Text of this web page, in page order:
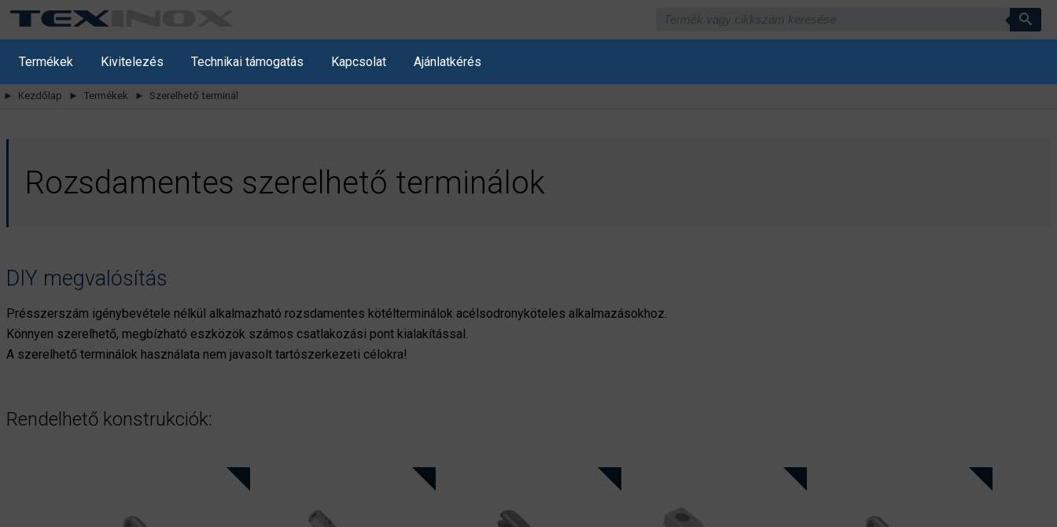
Termékek Kivitelezés Technikai támogatás Kapcsolat Ajánlatkérés
► Kezdőlap ► Termékek ► Szerelhető terminál
Rozsdamentes szerelhető terminálok
DIY megvalósítás
Présszerszám igénybevétele nélkül alkalmazható rozsdamentes kötélterminálok acélsodronyköteles alkalmazásokhoz.
Könnyen szerelhető, megbízható eszközök számos csatlakozási pont kialakítással.
A szerelhető terminálok használata nem javasolt tartószerkezeti célokra!
Rendelhető konstrukciók: